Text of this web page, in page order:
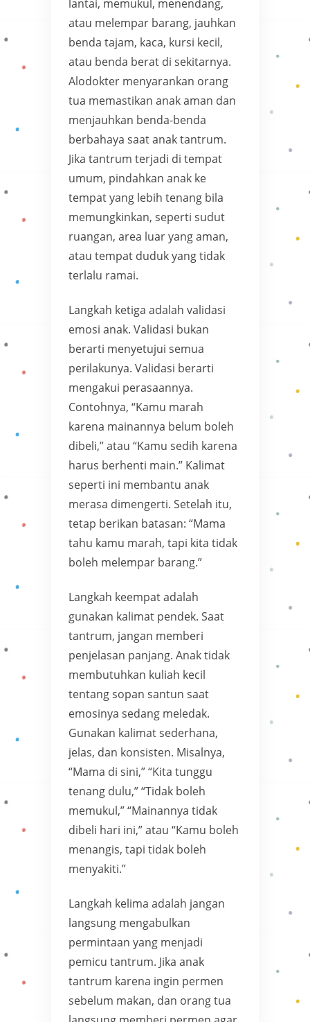
lantai, memukul, menendang,
atau melempar barang, jauhkan
benda tajam, kaca, kursi kecil,
atau benda berat di sekitarnya.
Alodokter menyarankan orang
tua memastikan anak aman dan
menjauhkan benda-benda
berbahaya saat anak tantrum.
Jika tantrum terjadi di tempat
umum, pindahkan anak ke
tempat yang lebih tenang bila
memungkinkan, seperti sudut
ruangan, area luar yang aman,
atau tempat duduk yang tidak
terlalu ramai.
Langkah ketiga adalah validasi
emosi anak. Validasi bukan
berarti menyetujui semua
perilakunya. Validasi berarti
mengakui perasaannya.
Contohnya, “Kamu marah
karena mainannya belum boleh
dibeli,” atau “Kamu sedih karena
harus berhenti main.” Kalimat
seperti ini membantu anak
merasa dimengerti. Setelah itu,
tetap berikan batasan: “Mama
tahu kamu marah, tapi kita tidak
boleh melempar barang.”
Langkah keempat adalah
gunakan kalimat pendek. Saat
tantrum, jangan memberi
penjelasan panjang. Anak tidak
membutuhkan kuliah kecil
tentang sopan santun saat
emosinya sedang meledak.
Gunakan kalimat sederhana,
jelas, dan konsisten. Misalnya,
“Mama di sini,” “Kita tunggu
tenang dulu,” “Tidak boleh
memukul,” “Mainannya tidak
dibeli hari ini,” atau “Kamu boleh
menangis, tapi tidak boleh
menyakiti.”
Langkah kelima adalah jangan
langsung mengabulkan
permintaan yang menjadi
pemicu tantrum. Jika anak
tantrum karena ingin permen
sebelum makan, dan orang tua